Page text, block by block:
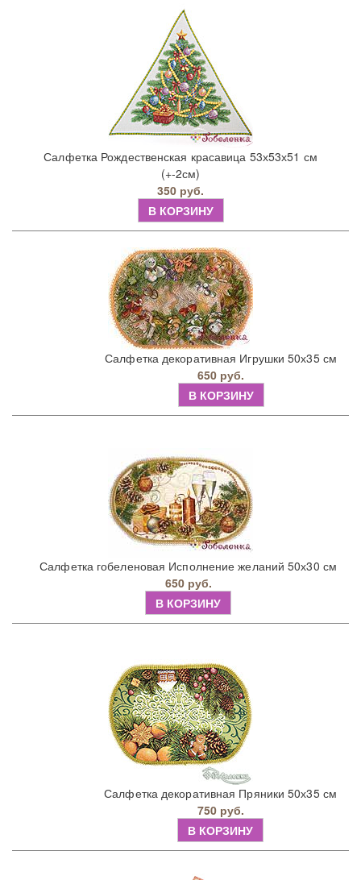
Салфетка Рождественская красавица 53х53х51 см
(+-2см)
350 руб.
В КОРЗИНУ
Салфетка декоративная Игрушки 50х35 см
650 руб.
В КОРЗИНУ
Салфетка гобеленовая Исполнение желаний 50х30 см
650 руб.
В КОРЗИНУ
Салфетка декоративная Пряники 50х35 см
750 руб.
В КОРЗИНУ